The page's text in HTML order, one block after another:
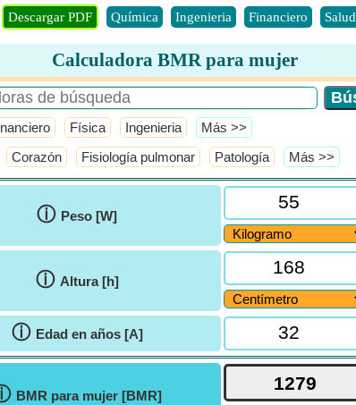
Descargar PDF Química Ingenieria Financiero Salud
Calculadora BMR para mujer
Física Ingenieria ​Más >>
Corazón Fisiología pulmonar Patología ​Más >>
ⓘ Peso [W]
ⓘ Altura [h]
ⓘ Edad en años [A]
BMR para mujer [BMR]